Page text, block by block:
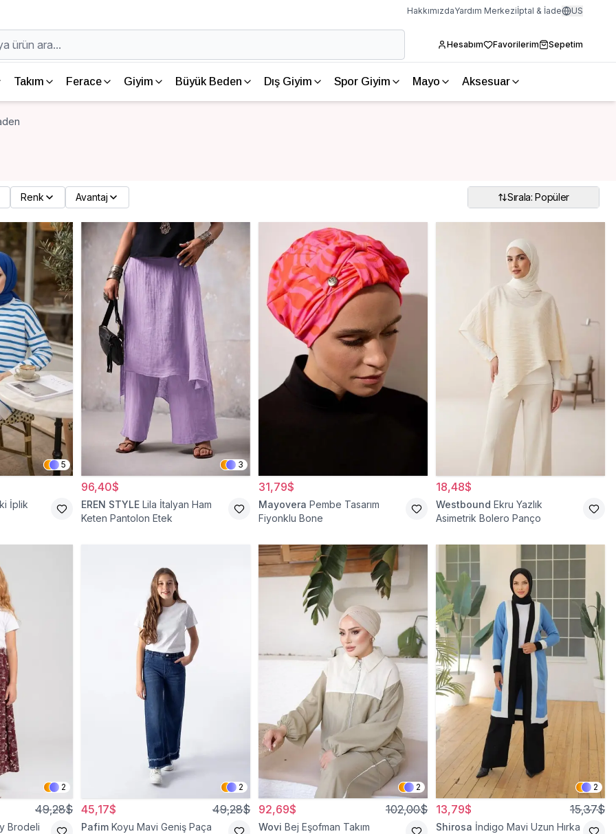
HakkımızdaYardım Merkeziİptal & İade US
Hesabım Favorilerim Sepetim
Takım Ferace Giyim Büyük Beden Dış Giyim Spor Giyim Mayo Aksesuar
Renk Avantaj Sırala: Popüler
5
İplik
3
96,40$
EREN STYLE Lila İtalyan Ham
Keten Pantolon Etek
31,79$
Mayovera Pembe Tasarım
Fiyonklu Bone
18,48$
Westbound Ekru Yazlık
Asimetrik Bolero Panço
2
49,28$
Brodeli
2
45,17$ 49,28$
Pafim Koyu Mavi Geniş Paça
2
92,69$ 102,00$
Wovi Bej Eşofman Takım
2
13,79$ 15,37$
Shirosa İndigo Mavi Uzun Hırka